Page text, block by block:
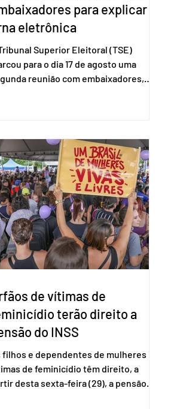
para explicar
eletrônica
Superior Eleitoral (TSE)
para o dia 17 de agosto uma
reunião com embaixadores,
eleitoral do país. Segundo o
o encontro ocorrerá na sede do
e dará continuidade às ações de
voltadas à comunidade
Nela, o presidente da
ministro Kássio Nunes Marques,
a explic
de vítimas de
terão direito a
do INSS
filhos e dependentes de mulheres
de feminicídio têm direito, a
desta sexta-feira (29), a pensão